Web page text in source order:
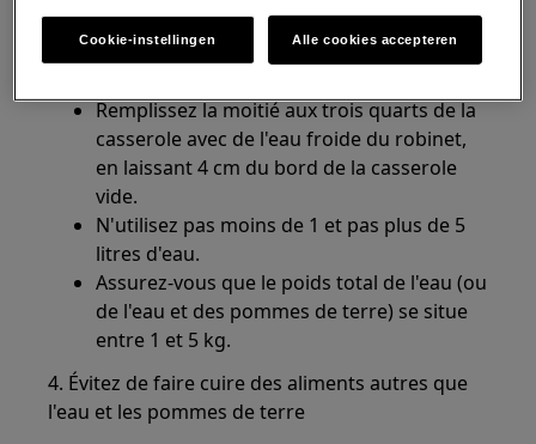
3.Assurez-vous de ne pas faire bouillir trop ou
trop peu d'eau dans la casserole
Remplissez la moitié aux trois quarts de la
casserole avec de l'eau froide du robinet,
en laissant 4 cm du bord de la casserole
vide.
N'utilisez pas moins de 1 et pas plus de 5
litres d'eau.
Assurez-vous que le poids total de l'eau (ou
de l'eau et des pommes de terre) se situe
entre 1 et 5 kg.
4. Évitez de faire cuire des aliments autres que
l'eau et les pommes de terre
Cookie-instellingen Alle cookies accepteren